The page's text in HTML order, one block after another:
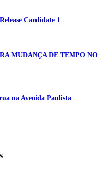
Candidate 1
MUDANÇA DE TEMPO NO
na Avenida Paulista